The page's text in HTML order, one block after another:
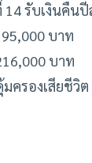
รับเงินคืน
บาท
บาท
ครองเสียชีวิ